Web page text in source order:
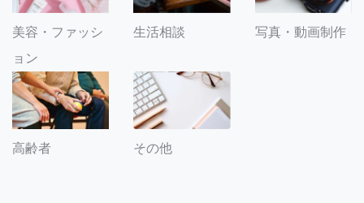
美容・ファッシ
ョン
生活相談 写真・動画制作
高齢者 その他